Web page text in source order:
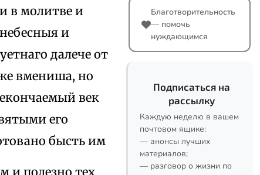
в молитве и
и
далече от
же вмениша, но
век
его
бысть им
и полезно тех
Благотворительность
— помочь
нуждающимся
Подписаться на
рассылку
Каждую неделю в вашем
почтовом ящике:
— анонсы лучших
материалов;
— разговор о жизни по